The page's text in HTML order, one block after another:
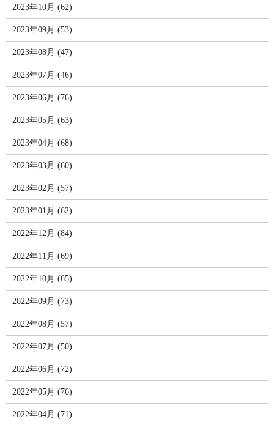
2023年10月 (62)
2023年09月 (53)
2023年08月 (47)
2023年07月 (46)
2023年06月 (76)
2023年05月 (63)
2023年04月 (68)
2023年03月 (60)
2023年02月 (57)
2023年01月 (62)
2022年12月 (84)
2022年11月 (69)
2022年10月 (65)
2022年09月 (73)
2022年08月 (57)
2022年07月 (50)
2022年06月 (72)
2022年05月 (76)
2022年04月 (71)